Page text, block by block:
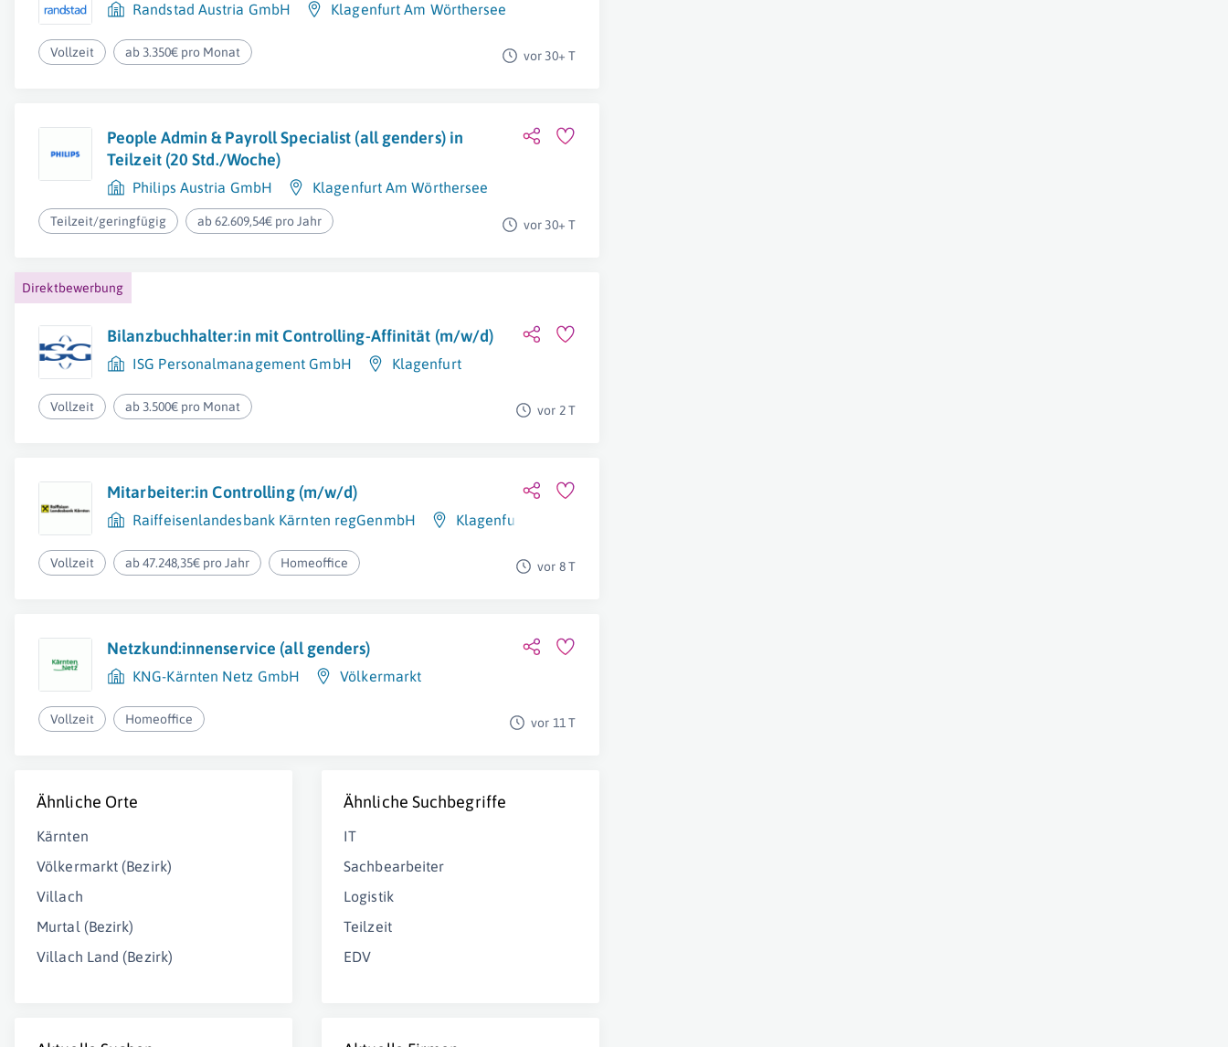
Randstad Austria GmbH Klagenfurt Am Wörthersee
Vollzeit ab 3.350€ pro Monat vor 30+ T
People Admin & Payroll Specialist (all genders) in
Teilzeit (20 Std./Woche)
Philips Austria GmbH Klagenfurt Am Wörthersee
Teilzeit/geringfügig ab 62.609,54€ pro Jahr vor 30+ T
Direktbewerbung
Bilanzbuchhalter:in mit Controlling-Affinität (m/w/d)
ISG Personalmanagement GmbH Klagenfurt
Vollzeit ab 3.500€ pro Monat vor 2 T
Mitarbeiter:in Controlling (m/w/d)
Raiffeisenlandesbank Kärnten regGenmbH Klagenfurt Am Wörthersee
Vollzeit ab 47.248,35€ pro Jahr Homeoffice vor 8 T
Netzkund:innenservice (all genders)
KNG-Kärnten Netz GmbH Völkermarkt
Vollzeit Homeoffice vor 11 T
Ähnliche Orte
Kärnten
Völkermarkt (Bezirk)
Villach
Murtal (Bezirk)
Villach Land (Bezirk)
Ähnliche Suchbegriffe
IT
Sachbearbeiter
Logistik
Teilzeit
EDV